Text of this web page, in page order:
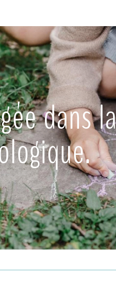
dans